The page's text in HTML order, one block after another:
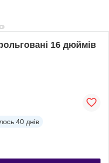
16 дюймів
40 днів